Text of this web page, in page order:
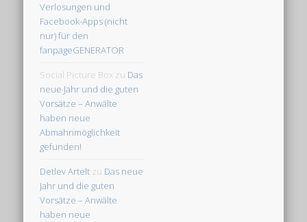
Verlosungen und
Facebook-Apps (nicht
nur) für den
fanpageGENERATOR
Social Picture Box zu Das
neue Jahr und die guten
Vorsätze – Anwälte
haben neue
Abmahnmöglichkeit
gefunden!
Detlev Artelt zu Das neue
Jahr und die guten
Vorsätze – Anwälte
haben neue